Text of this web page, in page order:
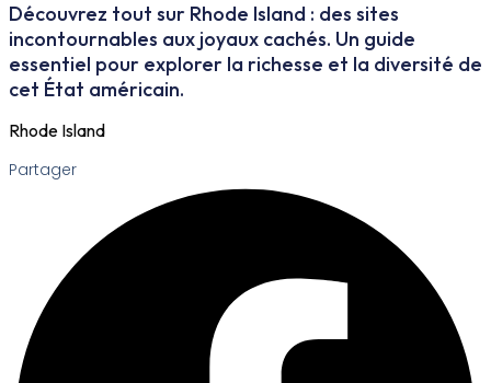
Découvrez tout sur Rhode Island : des sites
incontournables aux joyaux cachés. Un guide
essentiel pour explorer la richesse et la diversité de
cet État américain.
Rhode Island
Partager